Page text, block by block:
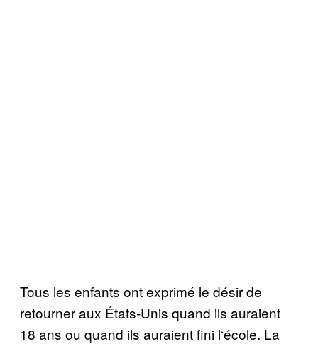
Tous les enfants ont exprimé le désir de
retourner aux États-Unis quand ils auraient
18 ans ou quand ils auraient fini l‘école. La